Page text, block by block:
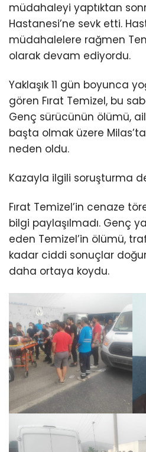
müdahaleyi yaptıktan
Hastanesi’ne sevk etti.
müdahalelere rağmen
olarak devam ediyordu.
Yaklaşık 11 gün boyunca
gören Fırat Temizel, bu
Genç sürücünün ölümü,
başta olmak üzere
neden oldu.
Kazayla ilgili soruşturma
Fırat Temizel’in cenaze
bilgi paylaşılmadı. Genç
eden Temizel’in ölümü,
kadar ciddi sonuçlar
daha ortaya koydu.